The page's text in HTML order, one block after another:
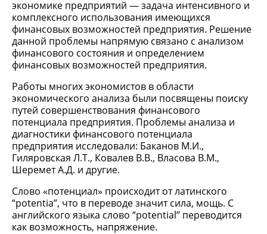
экономике предприятий — задача интенсивного и
комплексного использования имеющихся
финансовых возможностей предприятия. Решение
данной проблемы напрямую связано с анализом
финансового состояния и определением
финансовых возможностей предприятия.
Работы многих экономистов в области
экономического анализа были посвящены поиску
путей совершенствования финансового
потенциала предприятия. Проблемы анализа и
диагностики финансового потенциала
предприятия исследовали: Баканов М.И.,
Гиляровская Л.Т., Ковалев В.В., Власова В.М.,
Шеремет А.Д. и другие.
Слово «потенциал» происходит от латинского
“potentia”, что в переводе значит сила, мощь. С
английского языка слово “potential” переводится
как возможность, напряжение.